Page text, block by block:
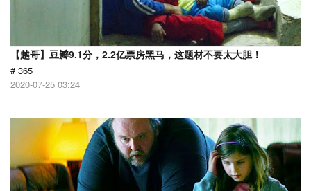
【越哥】豆瓣9.1分，2.2亿票房黑马，这题材不要太大胆！
# 365
2020-07-25 03:24